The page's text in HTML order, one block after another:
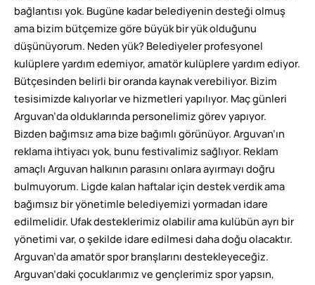
bağlantısı yok. Bugüne kadar belediyenin desteği olmuş
ama bizim bütçemize göre büyük bir yük olduğunu
düşünüyorum. Neden yük? Belediyeler profesyonel
kulüplere yardım edemiyor, amatör kulüplere yardım ediyor.
Bütçesinden belirli bir oranda kaynak verebiliyor. Bizim
tesisimizde kalıyorlar ve hizmetleri yapılıyor. Maç günleri
Arguvan’da olduklarında personelimiz görev yapıyor.
Bizden bağımsız ama bize bağımlı görünüyor. Arguvan’ın
reklama ihtiyacı yok, bunu festivalimiz sağlıyor. Reklam
amaçlı Arguvan halkının parasını onlara ayırmayı doğru
bulmuyorum. Ligde kalan haftalar için destek verdik ama
bağımsız bir yönetimle belediyemizi yormadan idare
edilmelidir. Ufak desteklerimiz olabilir ama kulübün ayrı bir
yönetimi var, o şekilde idare edilmesi daha doğu olacaktır.
Arguvan’da amatör spor branşlarını destekleyeceğiz.
Arguvan’daki çocuklarımız ve gençlerimiz spor yapsın,